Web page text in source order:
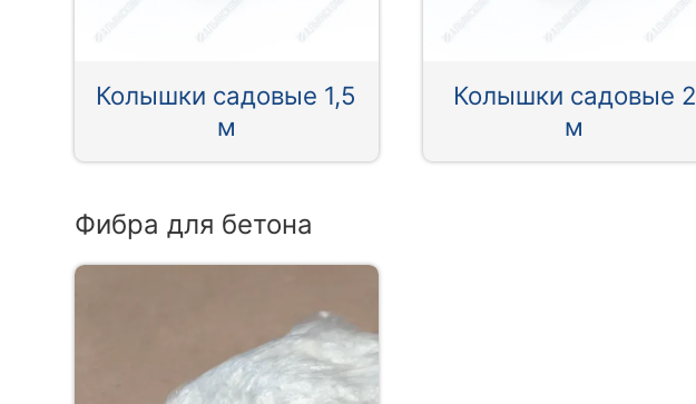
Колышки садовые 1,5
м
Колышки садовые 2
м
Фибра для бетона